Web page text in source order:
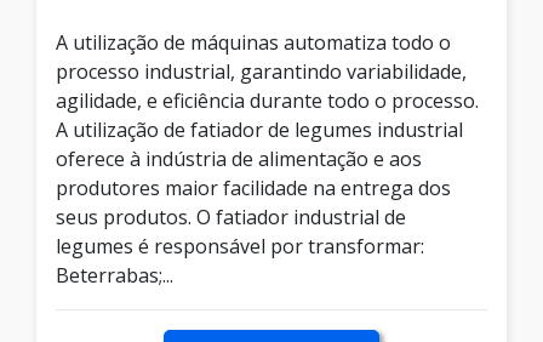
A utilização de máquinas automatiza todo o
processo industrial, garantindo variabilidade,
agilidade, e eficiência durante todo o processo.
A utilização de fatiador de legumes industrial
oferece à indústria de alimentação e aos
produtores maior facilidade na entrega dos
seus produtos. O fatiador industrial de
legumes é responsável por transformar:
Beterrabas;...